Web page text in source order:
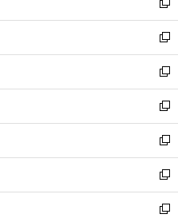
で
開
く
ド
ウ
で
開
く
ィ
ン
ド
ウ
で
開
く
い
ウ
ィ
ン
ド
ウ
で
開
く
新
し
い
ウ
ィ
ン
ド
ウ
で
開
く
新
し
い
ウ
ィ
ン
ド
ウ
で
開
く
新
し
い
ウ
ィ
ン
ド
ウ
で
新
し
い
ウ
ィ
ン
ド
新
し
い
ウ
ィ
新
し
い
新